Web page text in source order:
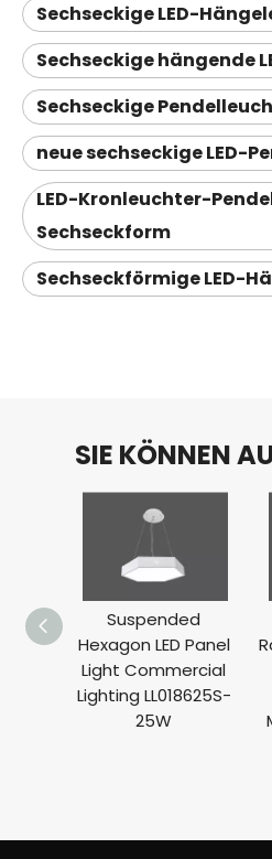
Sechseckige LED-
Sechseckige hängende
Sechseckige
neue sechseckige LED-
LED-Kronleuchter-
Sechseckform
Sechseckförmige LED-
SIE KÖNNEN
Suspended
Hexagon LED Panel
Light Commercial
Lighting LL018625S-
25W